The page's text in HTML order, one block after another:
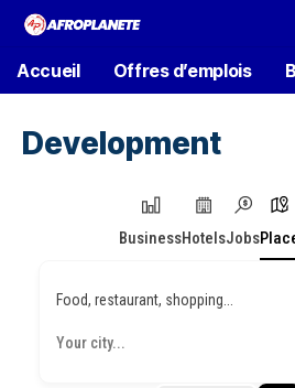
Accueil Offres d’emplois
Development
BusinessHotelsJobs
Food, restaurant, shopping...